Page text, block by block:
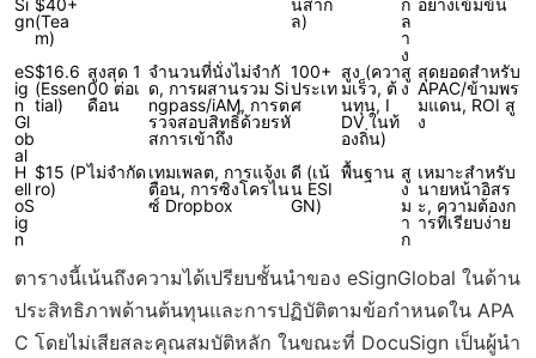
Si
gn
$40+
(Tea
m)
นสาก
ล)
ก
ล
า
ง
อย่างเข้มข้น
eS
ig
n
Gl
ob
al
$16.6
(Essen
tial)
สูงสุด 1
00 ต่อเ
ดือน
จำนวนที่นั่งไม่จำกั
ด, การผสานรวม Si
ngpass/iAM, การต
รวจสอบสิทธิ์ด้วยรหั
สการเข้าถึง
100+
ประเท
ศ
สูง (ควา
มเร็ว, ต้
นทุน, I
DV ในท้
องถิ่น)
สู
ง
สุดยอดสำหรับ
APAC/ข้ามพร
มแดน, ROI สู
ง
H
ell
oS
ig
n
$15 (P
ro)
ไม่จำกัด เทมเพลต, การแจ้งเ
ตือน, การซิงโครไน
ซ์ Dropbox
ดี (เน้
น ESI
GN)
พื้นฐาน สู
ง
ม
า
ก
เหมาะสำหรับ
นายหน้าอิสร
ะ, ความต้องก
ารที่เรียบง่าย
ตารางนี้เน้นถึงความได้เปรียบชั้นนำของ eSignGlobal ในด้าน
ประสิทธิภาพด้านต้นทุนและการปฏิบัติตามข้อกำหนดใน APA
C โดยไม่เสียสละคุณสมบัติหลัก ในขณะที่ DocuSign เป็นผู้นำ